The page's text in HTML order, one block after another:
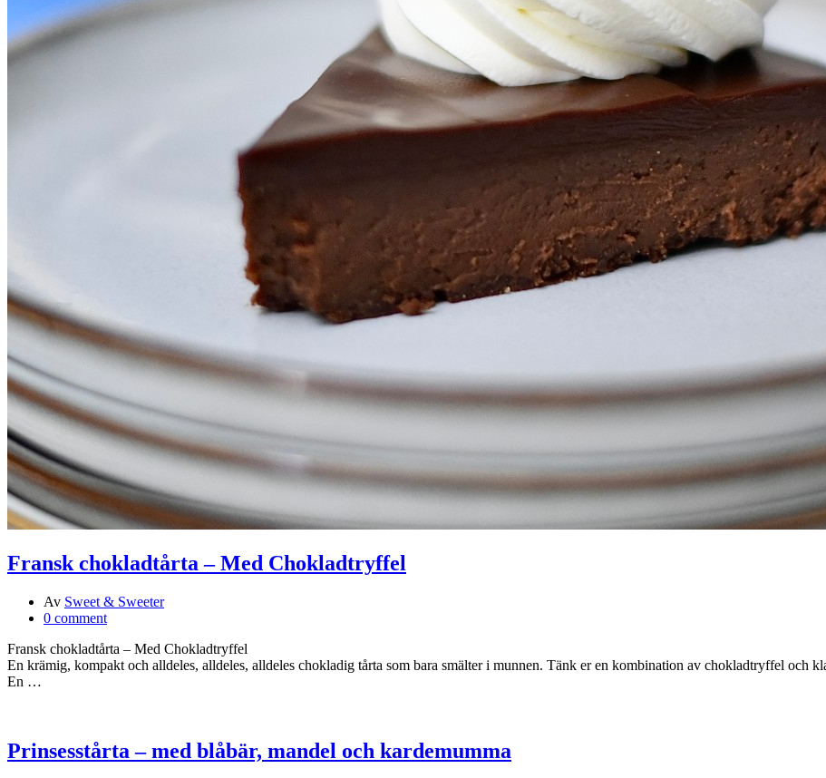
Fransk chokladtårta – Med Chokladtryffel
Av Sweet & Sweeter
0 comment
Fransk chokladtårta – Med Chokladtryffel
En krämig, kompakt och alldeles, alldeles, alldeles chokladig tårta som bara smälter i munnen. Tänk er en kombination av chokladtryffel och
En …
Prinsesstårta – med blåbär, mandel och kardemumma